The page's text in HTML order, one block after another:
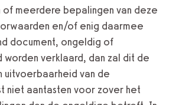
of meerdere bepalingen van deze
en/of enig daarmee
document, ongeldig of
worden verklaard, dan zal dit de
uitvoerbaarheid van de
niet aantasten voor zover het